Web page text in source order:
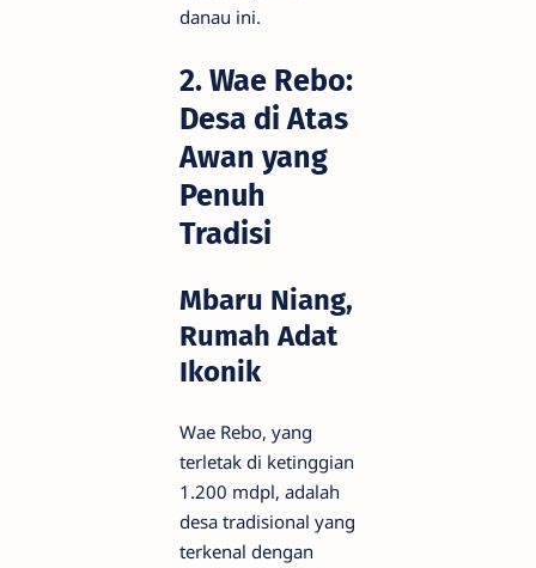
danau ini.
2. Wae Rebo:
Desa di Atas
Awan yang
Penuh
Tradisi
Mbaru Niang,
Rumah Adat
Ikonik
Wae Rebo, yang
terletak di ketinggian
1.200 mdpl, adalah
desa tradisional yang
terkenal dengan